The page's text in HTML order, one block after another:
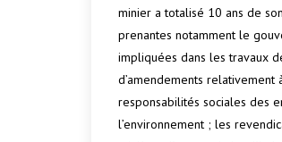
minier a totalisé 10 ans de
prenantes notamment le
impliquées dans les travaux
d’amendements
responsabilités sociales des
l’environnement ; les